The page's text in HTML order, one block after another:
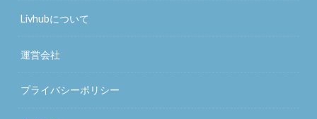
Livhubについて
運営会社
プライバシーポリシー